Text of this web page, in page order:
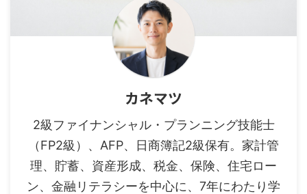
カネマツ
2級ファイナンシャル・プランニング技能士
（FP2級）、AFP、日商簿記2級保有。家計管
理、貯蓄、資産形成、税金、保険、住宅ロー
ン、金融リテラシーを中心に、7年にわたり学